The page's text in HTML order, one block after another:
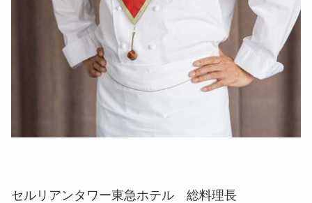
セルリアンタワー東急ホテル 総料理長